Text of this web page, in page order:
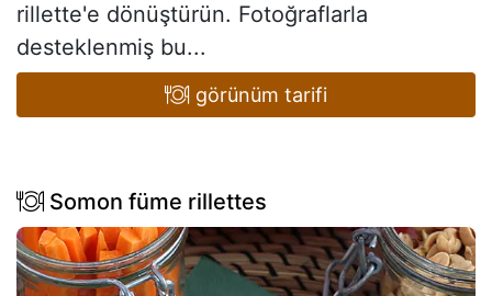
rillette'e dönüştürün. Fotoğraflarla
desteklenmiş bu...
görünüm tarifi
Somon füme rillettes